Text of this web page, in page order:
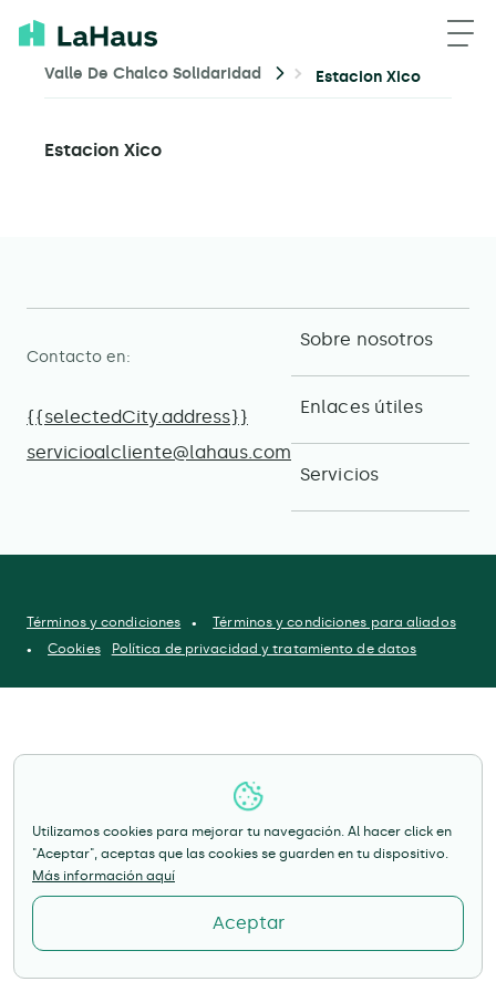
Utilizamos cookies para mejorar tu navegación. Al hacer click en
"Aceptar", aceptas que las cookies se guarden en tu dispositivo.
Más información aquí
Aceptar
Valle De Chalco Solidaridad Estacion Xico
Estacion Xico
Contacto en:
{{selectedCity.address}}
servicioalcliente@lahaus.com
Sobre nosotros
Enlaces útiles
Servicios
Términos y condiciones
Términos y condiciones para aliados
Cookies
Política de privacidad y tratamiento de datos